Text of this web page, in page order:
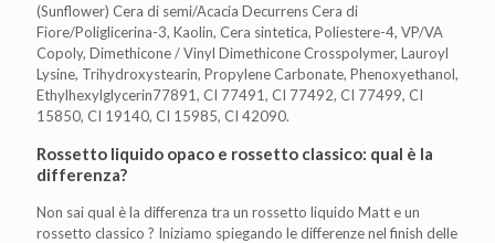
(Sunflower) Cera di semi/Acacia Decurrens Cera di
Fiore/Poliglicerina-3, Kaolin, Cera sintetica, Poliestere-4, VP/VA
Copoly, Dimethicone / Vinyl Dimethicone Crosspolymer, Lauroyl
Lysine, Trihydroxystearin, Propylene Carbonate, Phenoxyethanol,
Ethylhexylglycerin77891, CI 77491, CI 77492, CI 77499, CI
15850, CI 19140, CI 15985, CI 42090.
Rossetto liquido opaco e rossetto classico: qual è la
differenza?
Non sai qual è la differenza tra un rossetto liquido Matt e un
rossetto classico ? Iniziamo spiegando le differenze nel finish delle